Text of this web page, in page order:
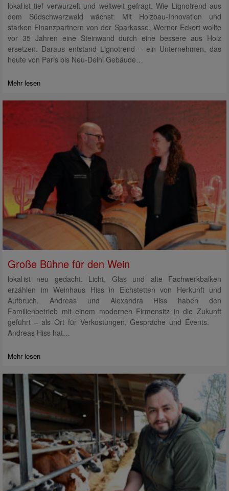
lokal ist tief verwurzelt und weltweit gefragt. Wie Lignotrend aus
dem Südschwarzwald wächst: Mit Holzbau-Innovation und
starken Finanzpartnern von der Sparkasse. Werner Eckert wollte
vor 35 Jahren eine Steinwand durch eine bessere aus Holz
ersetzen. Daraus entstand Lignotrend – ein Unternehmen, das
heute von Paris bis Neu-Delhi Gebäude…
Mehr lesen
Große Bühne für den Wein
lokal ist neu gedacht. Licht, Glas und alte Fachwerkbalken
erzählen im Weinhaus Hiss in Eichstetten von Herkunft und
Aufbruch. Andreas und Alexandra Hiss haben den
Familienbetrieb mit einem modernen Firmensitz in die Zukunft
geführt – als Ort für Verkostungen, Gespräche und Events.
Andreas Hiss hat…
Mehr lesen